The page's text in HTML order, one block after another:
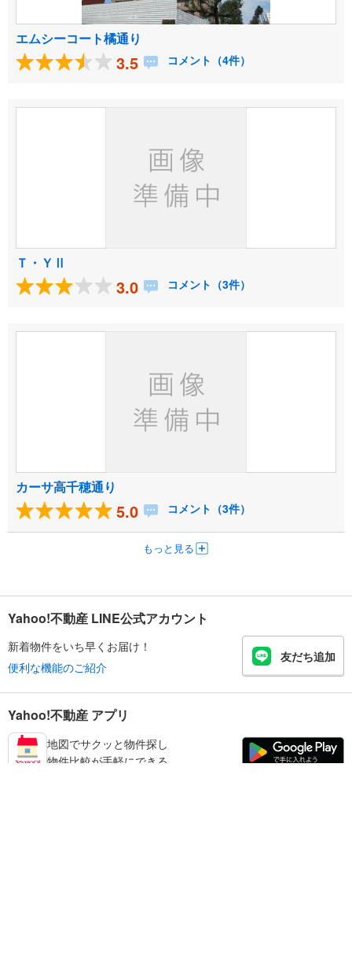
エムシーコート橘通り
3.5 コメント（4件）
Ｔ・ＹⅡ
3.0 コメント（3件）
カーサ高千穂通り
5.0 コメント（3件）
もっと見る
Yahoo!不動産 LINE公式アカウント
新着物件をいち早くお届け！
便利な機能のご紹介
友だち追加
Yahoo!不動産 アプリ
地図でサクッと物件探し
物件比較が手軽にできる